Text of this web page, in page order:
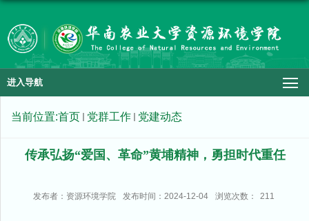
进入导航
当前位置:首页 党群工作 党建动态
传承弘扬“爱国、革命”黄埔精神，勇担时代重任
发布者：资源环境学院 发布时间：2024-12-04 浏览次数： 211